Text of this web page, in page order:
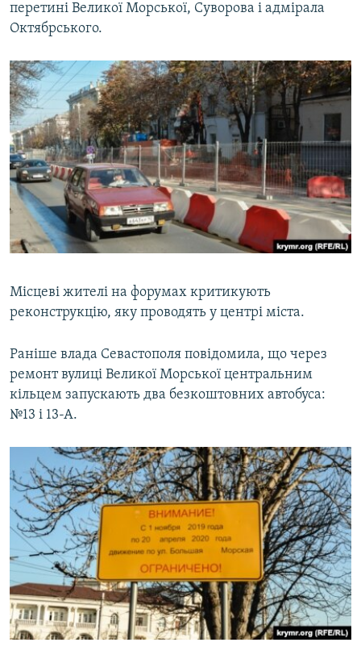
перетині Великої Морської, Суворова і адмірала
Октябрського.
Місцеві жителі на форумах критикують
реконструкцію, яку проводять у центрі міста.
Раніше влада Севастополя повідомила, що через
ремонт вулиці Великої Морської центральним
кільцем запускають два безкоштовних автобуса:
№13 і 13-А.